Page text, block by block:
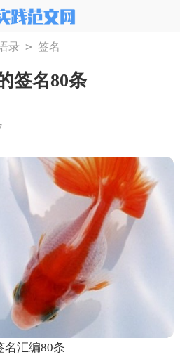
录 > 签名
签名80条
名汇编80条